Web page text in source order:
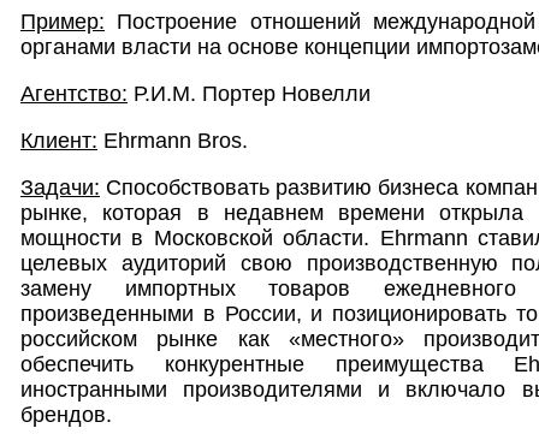
Пример: Построение отношений
органами власти на основе концепции
Агентство: Р.И.М. Портер Новелли
Клиент: Ehrmann Bros.
Задачи: Способствовать развитию бизнеса
рынке, которая в недавнем времени открыла
мощности в Московской области. Ehrmann
целевых аудиторий свою производственную
замену импортных товаров ежедневного
произведенными в России, и позиционировать
российском рынке как «местного»
обеспечить конкурентные преимущества
иностранными производителями и включало
брендов.